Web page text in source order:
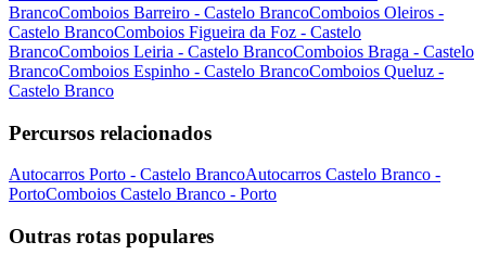
BrancoComboios Barreiro - Castelo BrancoComboios Oleiros -
Castelo BrancoComboios Figueira da Foz - Castelo
BrancoComboios Leiria - Castelo BrancoComboios Braga - Castelo
BrancoComboios Espinho - Castelo BrancoComboios Queluz -
Castelo Branco
Percursos relacionados
Autocarros Porto - Castelo BrancoAutocarros Castelo Branco -
PortoComboios Castelo Branco - Porto
Outras rotas populares